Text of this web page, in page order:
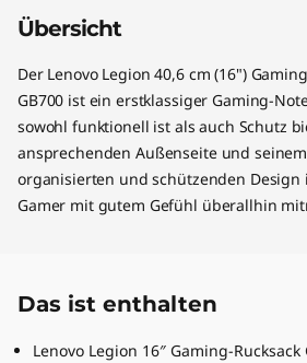
Übersicht
Der Lenovo Legion 40,6 cm (16")
GB700 ist ein erstklassiger Gaming-
sowohl funktionell ist als auch Schutz
ansprechenden Außenseite und
organisierten und schützenden
Gamer mit gutem Gefühl überallhin
Das ist enthalten
Lenovo Legion 16″ Gaming-Rucksack